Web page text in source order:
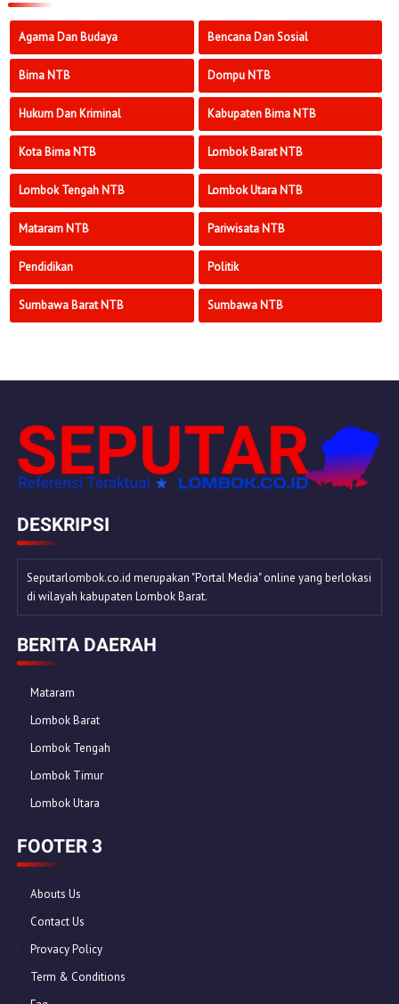
Agama Dan Budaya Bencana Dan Sosial
Bima NTB Dompu NTB
Hukum Dan Kriminal Kabupaten Bima NTB
Kota Bima NTB Lombok Barat NTB
Lombok Tengah NTB Lombok Utara NTB
Mataram NTB Pariwisata NTB
Pendidikan Politik
Sumbawa Barat NTB Sumbawa NTB
DESKRIPSI
Seputarlombok.co.id merupakan "Portal Media" online yang berlokasi
di wilayah kabupaten Lombok Barat.
BERITA DAERAH
Mataram
Lombok Barat
Lombok Tengah
Lombok Timur
Lombok Utara
FOOTER 3
Abouts Us
Contact Us
Provacy Policy
Term & Conditions